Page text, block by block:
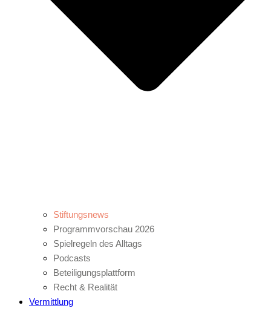
Stiftungsnews
Programmvorschau 2026
Spielregeln des Alltags
Podcasts
Beteiligungsplattform
Recht & Realität
Vermittlung